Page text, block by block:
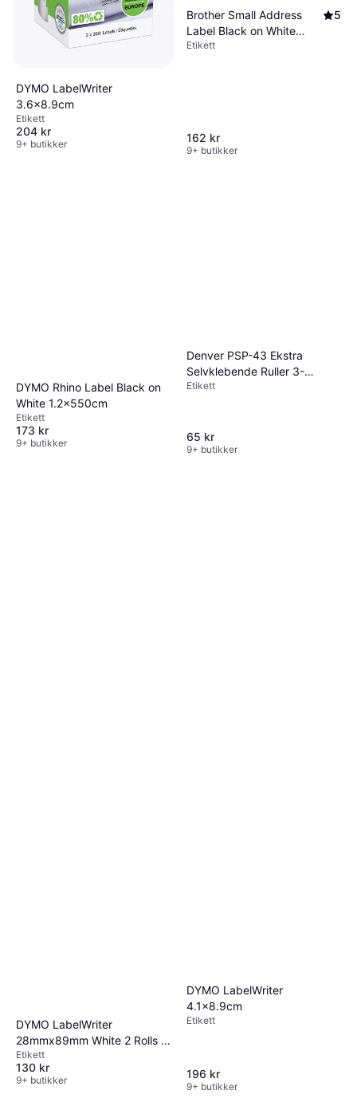
DYMO LabelWriter
3.6x8.9cm
Etikett
204 kr
9+ butikker
Brother Small Address
Label Black on White
2.9x6.2cm
5
Etikett
162 kr
9+ butikker
DYMO Rhino Label Black on
White 1.2x550cm
Etikett
173 kr
9+ butikker
Denver PSP-43 Ekstra
Selvklebende Ruller 3-
Pakning
Etikett
65 kr
9+ butikker
DYMO LabelWriter
28mmx89mm White 2 Rolls x
130 Labels 2.8x8.9cm
Etikett
130 kr
9+ butikker
DYMO LabelWriter
4.1x8.9cm
Etikett
196 kr
9+ butikker